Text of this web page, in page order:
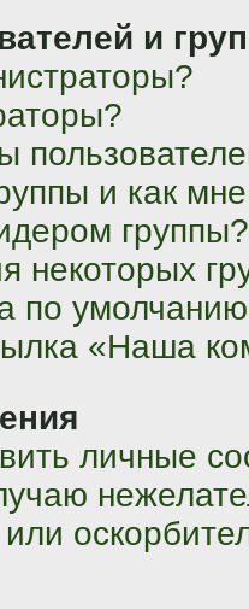
и
и как
группы?
некоторых
по
«Наша
личные